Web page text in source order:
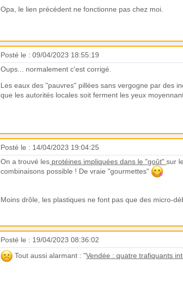
Opa, le lien précédent ne fonctionne pas chez moi.
Posté le : 09/04/2023 18:55:19
Oups... normalement c'est corrigé.
Les eaux des "pauvres" pillées sans vergogne par des
que les autorités locales soit ferment les yeux
Posté le : 14/04/2023 19:04:25
On a trouvé les protéines impliquées dans le "goût"sur
combinaisons possible ! De vraie "gourmettes"
Moins drôle, les plastiques ne font pas que des micro-
Posté le : 19/04/2023 08:36:02
Tout aussi alarmant : "Vendée : quatre trafiquants